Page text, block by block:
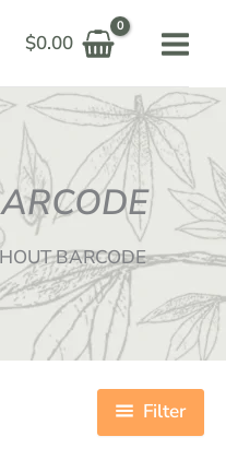
$0.00
BARCODE
Filter